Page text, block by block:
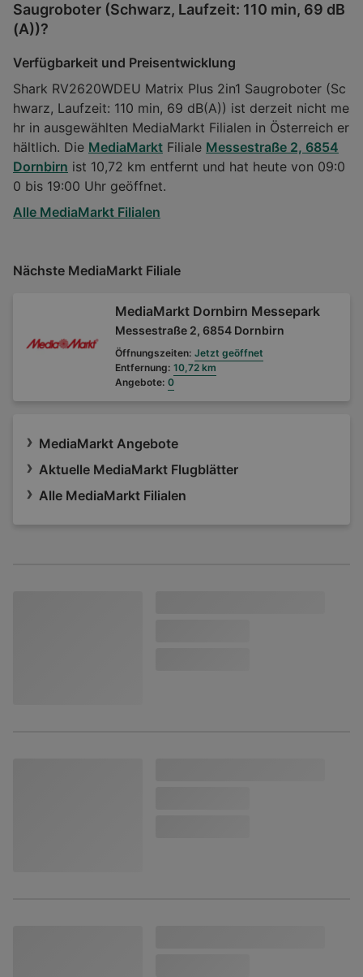
Saugroboter (Schwarz, Laufzeit: 110 min, 69 dB
(A))?
Verfügbarkeit und Preisentwicklung
Shark RV2620WDEU Matrix Plus 2in1 Saugroboter (Sc
hwarz, Laufzeit: 110 min, 69 dB(A)) ist derzeit nicht me
hr in ausgewählten MediaMarkt Filialen in Österreich er
hältlich. Die MediaMarkt Filiale Messestraße 2, 6854
Dornbirn ist 10,72 km entfernt und hat heute von 09:0
0 bis 19:00 Uhr geöffnet.
Alle MediaMarkt Filialen
Nächste MediaMarkt Filiale
MediaMarkt Dornbirn Messepark
Messestraße 2, 6854 Dornbirn
Öffnungszeiten: Jetzt geöffnet
Entfernung: 10,72 km
Angebote: 0
MediaMarkt Angebote
Aktuelle MediaMarkt Flugblätter
Alle MediaMarkt Filialen